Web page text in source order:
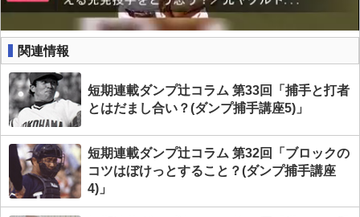
関連情報
短期連載ダンプ辻コラム 第33回「捕手と打者
とはだまし合い？(ダンプ捕手講座5)」
短期連載ダンプ辻コラム 第32回「ブロックの
コツはぼけっとすること？(ダンプ捕手講座
4)」